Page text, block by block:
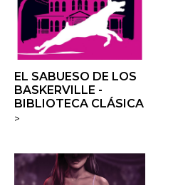
EL SABUESO DE LOS
BASKERVILLE -
BIBLIOTECA CLÁSICA
>